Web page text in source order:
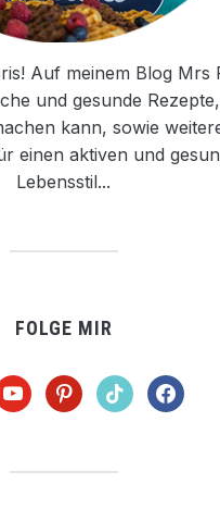
Auf meinem Blog Mrs
und gesunde
kann, sowie
einen aktiven und
Lebensstil...
FOLGE MIR
pinteresttiktok facebook